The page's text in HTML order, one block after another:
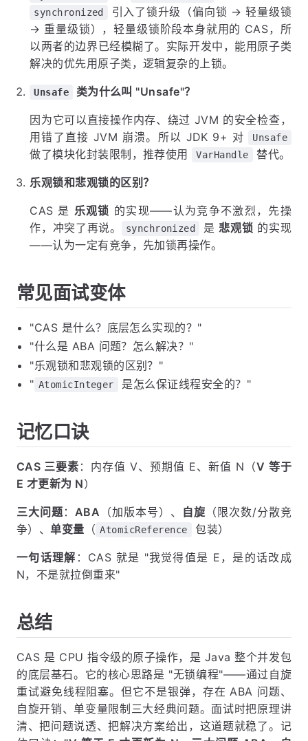
synchronized
引入了锁升级（偏向锁 → 轻量级锁
→ 重量级锁），轻量级锁阶段本身就用的 CAS，所
以两者的边界已经模糊了。实际开发中，能用原子类
解决的优先用原子类，逻辑复杂的上锁。
Unsafe 类为什么叫 "Unsafe"？
因为它可以直接操作内存、绕过 JVM 的安全检查，
用错了直接 JVM 崩溃。所以 JDK 9+ 对
Unsafe
做了模块化封装限制，推荐使用 VarHandle 替代。
乐观锁和悲观锁的区别？
CAS 是 乐观锁 的实现——认为竞争不激烈，先操
作，冲突了再说。
synchronized 是悲观锁 的实现
——认为一定有竞争，先加锁再操作。
常见面试变体
"CAS 是什么？底层怎么实现的？"
"什么是 ABA 问题？怎么解决？"
"乐观锁和悲观锁的区别？"
" AtomicInteger 是怎么保证线程安全的？"
记忆口诀
CAS 三要素 ：内存值 V、预期值 E、新值 N（V 等于
E 才更新为 N）
三大问题： ABA （加版本号）、 自旋（限次数/分散竞
争）、单变量 （ AtomicReference 包装）
一句话理解 ：CAS 就是 "我觉得值是 E，是的话改成
N，不是就拉倒重来"
总结
CAS 是 CPU 指令级的原子操作，是 Java 整个并发包
的底层基石。它的核心思路是 "无锁编程"——通过自旋
重试避免线程阻塞。但它不是银弹，存在 ABA 问题、
自旋开销、单变量限制三大经典问题。面试时把原理讲
清、把问题说透、把解决方案给出，这道题就稳了。记